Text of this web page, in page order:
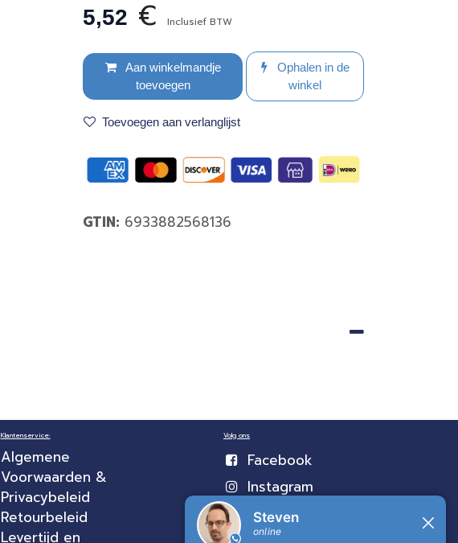
5,52 € Inclusief BTW
Aan winkelmandje
toevoegen
Ophalen in de
winkel
Toevoegen aan verlanglijst
GTIN: 6933882568136
Klantenservice:
Algemene
Voorwaarden &
Privacybeleid
Retourbeleid
Levertijd en
Volg ons
Facebook
Instagram